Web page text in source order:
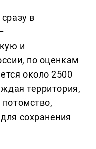
в
и
по оценкам
около 2500
территория,
сохранения